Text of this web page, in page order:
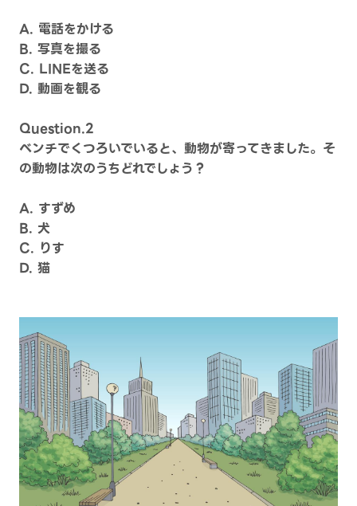
A. 電話をかける
B. 写真を撮る
C. LINEを送る
D. 動画を観る
Question.2
ベンチでくつろいでいると、動物が寄ってきました。そ
の動物は次のうちどれでしょう？
A. すずめ
B. 犬
C. りす
D. 猫